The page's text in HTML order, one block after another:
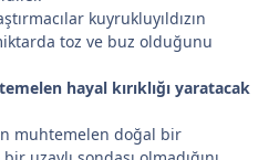
kuyrukluyıldızın
toz ve buz olduğunu
hayal kırıklığı yaratacak
muhtemelen doğal bir